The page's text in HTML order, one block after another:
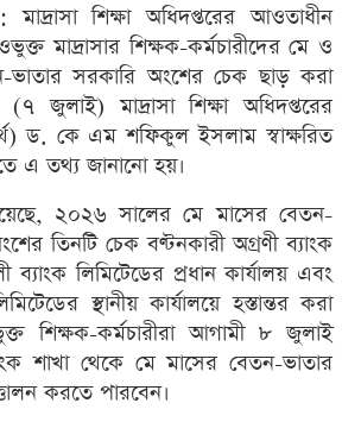
মাদ্রাসা শিক্ষা অধিদপ্তরের আওতাধীন
মাদ্রাসার শিক্ষক-কর্মচারীদের মে ও
সরকারি অংশের চেক ছাড় করা
(৭ জুলাই) মাদ্রাসা শিক্ষা অধিদপ্তরের
ড. কে এম শফিকুল ইসলাম স্বাক্ষরিত
এ তথ্য জানানো হয়।
২০২৬ সালের মে মাসের বেতন-
তিনটি চেক বণ্টনকারী অগ্রণী ব্যাংক
ব্যাংক লিমিটেডের প্রধান কার্যালয় এবং
স্থানীয় কার্যালয়ে হস্তান্তর করা
শিক্ষক-কর্মচারীরা আগামী ৮ জুলাই
শাখা থেকে মে মাসের বেতন-ভাতার
করতে পারবেন।